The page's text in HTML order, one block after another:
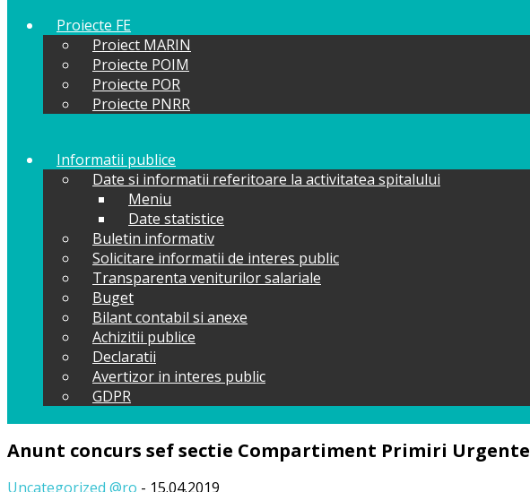
Proiecte FE
Proiect MARIN
Proiecte POIM
Proiecte POR
Proiecte PNRR
Informatii publice
Date si informatii referitoare la activitatea spitalului
Meniu
Date statistice
Buletin informativ
Solicitare informatii de interes public
Transparenta veniturilor salariale
Buget
Bilant contabil si anexe
Achizitii publice
Declaratii
Avertizor in interes public
GDPR
Anunt concurs sef sectie Compartiment Primiri Urgente
Uncategorized @ro - 15.04.2019